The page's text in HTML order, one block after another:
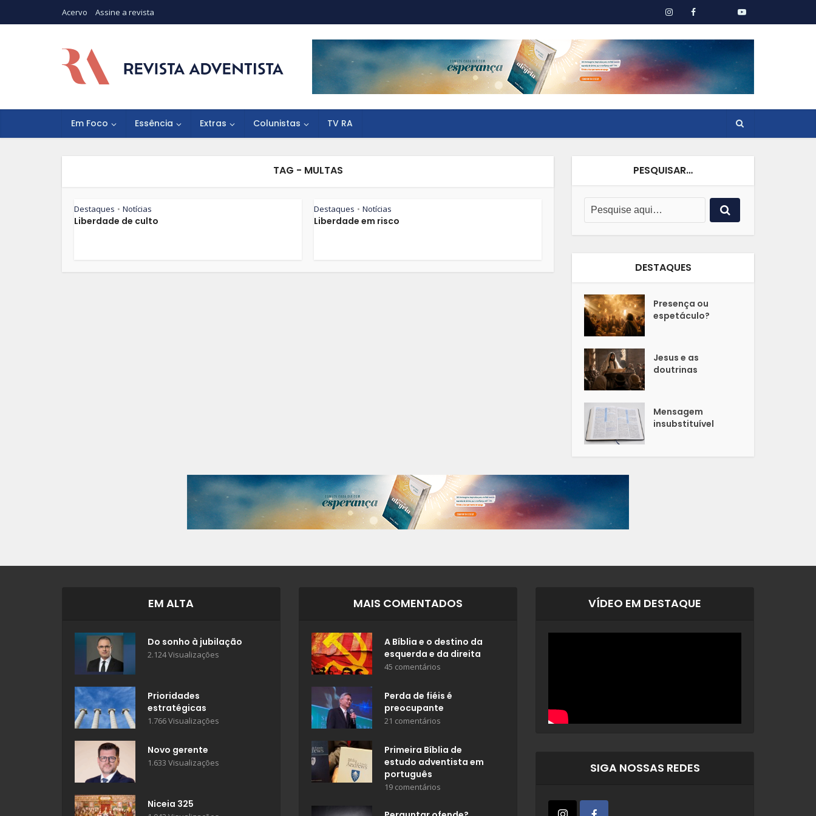
Acervo Assine a revista
Em Foco Essência Extras Colunistas TV RA
TAG - MULTAS
Destaques • Notícias
Liberdade de culto
Destaques • Notícias
Liberdade em risco
PESQUISAR…
DESTAQUES
Presença ou
espetáculo?
Jesus e as
doutrinas
Mensagem
insubstituível
EM ALTA
Do sonho à jubilação
2.124 Visualizações
Prioridades
estratégicas
1.766 Visualizações
Novo gerente
1.633 Visualizações
Niceia 325
MAIS COMENTADOS
A Bíblia e o destino da
esquerda e da direita
45 comentários
Perda de fiéis é
preocupante
21 comentários
Primeira Bíblia de
estudo adventista em
português
19 comentários
VÍDEO EM DESTAQUE
SIGA NOSSAS REDES